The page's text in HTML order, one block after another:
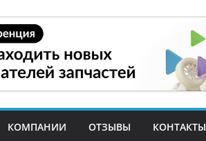
КОМПАНИИ ОТЗЫВЫ КОНТАКТЫ